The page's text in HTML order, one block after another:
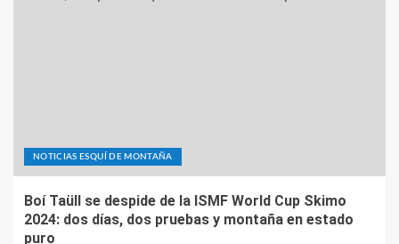
NOTICIAS ESQUÍ DE MONTAÑA
Boí Taüll se despide de la ISMF World Cup Skimo
2024: dos días, dos pruebas y montaña en estado
puro